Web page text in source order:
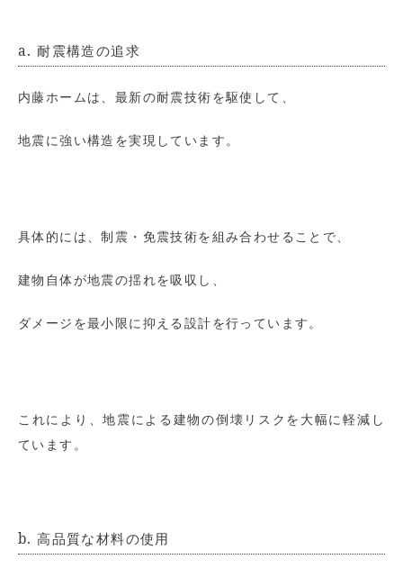
a. 耐震構造の追求
内藤ホームは、最新の耐震技術を駆使して、
地震に強い構造を実現しています。
具体的には、制震・免震技術を組み合わせることで、
建物自体が地震の揺れを吸収し、
ダメージを最小限に抑える設計を行っています。
これにより、地震による建物の倒壊リスクを大幅に軽減し
ています。
b. 高品質な材料の使用